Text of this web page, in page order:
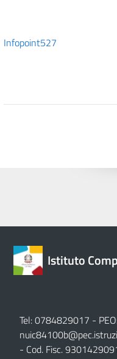
Infopoint527
Istituto
Tel: 0784829017 -
- Cod. Fisc.